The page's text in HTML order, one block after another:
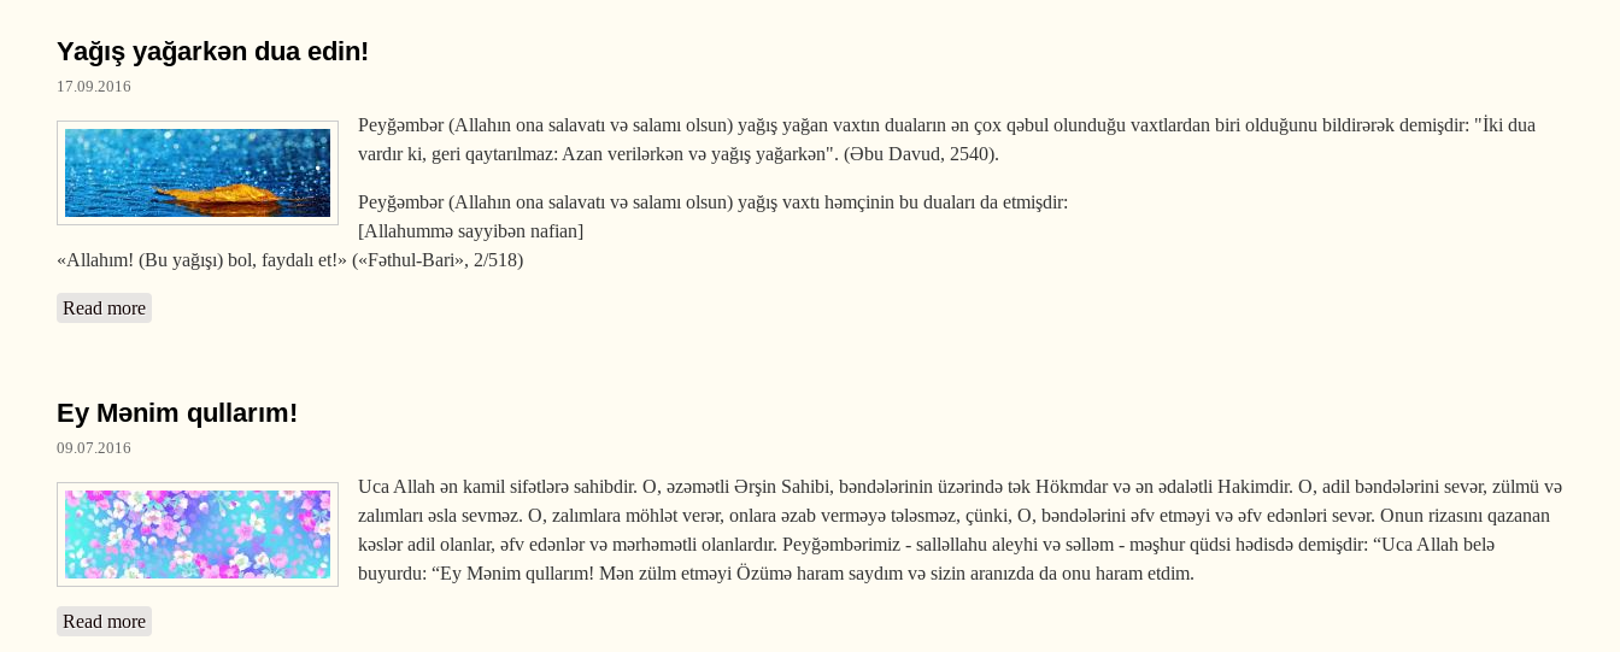
Yağış yağarkən dua edin!
17.09.2016
Peyğəmbər (Allahın ona salavatı və salamı olsun) yağış yağan vaxtın duaların ən çox qəbul olunduğu vaxtlardan biri olduğunu bildirərək demişdir: "İki dua
vardır ki, geri qaytarılmaz: Azan verilərkən və yağış yağarkən". (Əbu Davud, 2540).
Peyğəmbər (Allahın ona salavatı və salamı olsun) yağış vaxtı həmçinin bu duaları da etmişdir:
[Allahummə sayyibən nafian]
«Allahım! (Bu yağışı) bol, faydalı et!» («Fəthul-Bari», 2/518)
Read more
Ey Mənim qullarım!
09.07.2016
Uca Allah ən kamil sifətlərə sahibdir. O, əzəmətli Ərşin Sahibi, bəndələrinin üzərində tək Hökmdar və ən ədalətli Hakimdir. O, adil bəndələrini sevər, zülmü və
zalımları əsla sevməz. O, zalımlara möhlət verər, onlara əzab verməyə tələsməz, çünki, O, bəndələrini əfv etməyi və əfv edənləri sevər. Onun rizasını qazanan
kəslər adil olanlar, əfv edənlər və mərhəmətli olanlardır. Peyğəmbərimiz - salləllahu aleyhi və səlləm - məşhur qüdsi hədisdə demişdir: “Uca Allah belə
buyurdu: “Ey Mənim qullarım! Mən zülm etməyi Özümə haram saydım və sizin aranızda da onu haram etdim.
Read more